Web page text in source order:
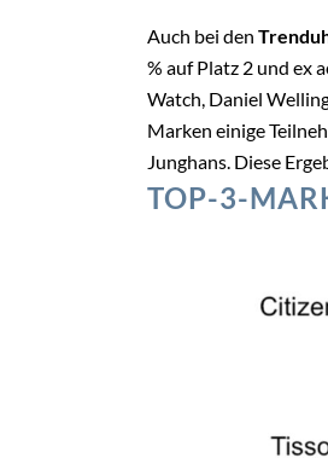
Auch bei den
% auf Platz 2 und ex
Watch, Daniel
Marken einige
Junghans. Diese
TOP-3-